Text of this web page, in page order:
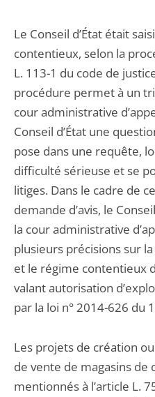
Le Conseil d’État était
contentieux, selon la
L. 113-1 du code de
procédure permet à un
cour administrative
Conseil d’État une
pose dans une requête,
difficulté sérieuse et se
litiges. Dans le cadre de
demande d’avis, le
la cour administrative
plusieurs précisions sur
et le régime contentieux
valant autorisation
par la loi n° 2014-626 du
Les projets de création
de vente de magasins de
mentionnés à l’article L.